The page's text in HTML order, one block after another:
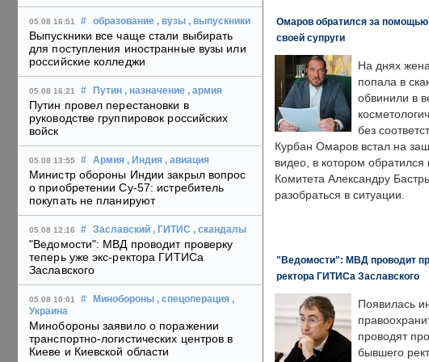
05.08 16:51 # образование , вузы , выпускники
Выпускники все чаще стали выбирать
для поступления иностранные вузы или
российские колледжи
05.08 16:21 # Путин , назначение , армия
Путин провел перестановки в
руководстве группировок российских
войск
05.08 13:55 # Армия , Индия , авиация
Министр обороны Индии закрыл вопрос
о приобретении Су-57: истребитель
покупать не планируют
05.08 12:16 # Заславский , ГИТИС , скандалы
"Ведомости": МВД проводит проверку
теперь уже экс-ректора ГИТИСа
Заславского
05.08 10:01 # Минобороны , спецоперация ,
Украина
Минобороны заявило о поражении
транспортно-логистических центров в
Киеве и Киевской области
Омаров обратился за
своей супруги
На днях
попала в
обвинили в
без
Курбан Омаров встал на
видео, в котором обратился
Комитета Александру
разобраться в ситуации.
"Ведомости": МВД проводит
ректора ГИТИСа Заславского
Появилась
проводят
бывшего